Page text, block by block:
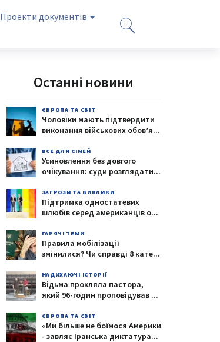
Проекти документів
Останні новини
ЄВРОПА ТА СВІТ
Чоловіки мають підтвердити
виконання військових обов’я...
ВСЕ ДЛЯ СІМЕЙ
Усиновлення без довгого
очікування: суди розглядати...
ЗАГРОЗИ ТА ВИКЛИКИ
Підтримка одностатевих
шлюбів серед американців о...
ГАРЯЧІ ТЕМИ
Правила мобілізації
змінилися? Чи справді 8 кате...
НАДИХАЮЧІ ІСТОРІЇ
Відьма прокляла пастора,
який 96-годин проповідував ...
ЄВРОПА ТА СВІТ
«Ми більше не боїмося Америки
- завляє Іранська диктатура...